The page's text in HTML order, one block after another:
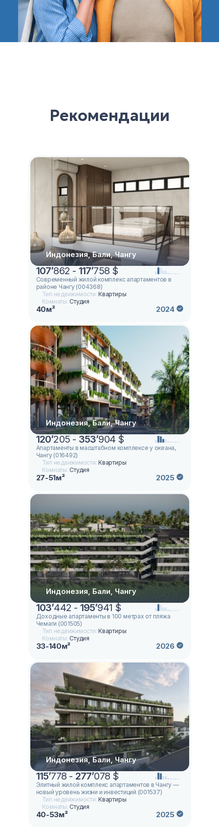
Рекомендации
Индонезия, Бали, Чангу
107’862 - 117’758 $
Современный жилой комплекс апартаментов в
районе Чангу (004368)
Тип недвижимости:Квартиры
Комнаты: Студия
40м² 2024
Индонезия, Бали, Чангу
120’205 - 353’904 $
Апартаменты в масштабном комплексе у океана,
Чангу (016492)
Тип недвижимости:Квартиры
Комнаты: Студия
27-51м² 2025
Индонезия, Бали, Чангу
103’442 - 195’941 $
Доходные апартаменты в 100 метрах от пляжа
Чемаги (001505)
Тип недвижимости:Квартиры
Комнаты: Студия
33-140м² 2026
Индонезия, Бали, Чангу
115’778 - 277’078 $
Элитный жилой комплекс апартаментов в Чангу —
новый уровень жизни и инвестиций (001537)
Тип недвижимости:Квартиры
Комнаты: Студия
40-53м² 2025